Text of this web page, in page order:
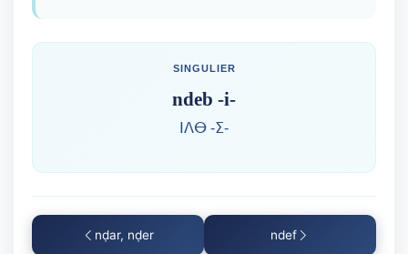
SINGULIER
ndeb -i-
ⵏⴷⴱ -ⵉ-
nḍar, nḍer ndef